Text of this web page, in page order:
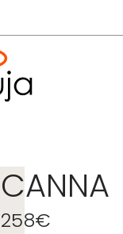
CANNA
258€